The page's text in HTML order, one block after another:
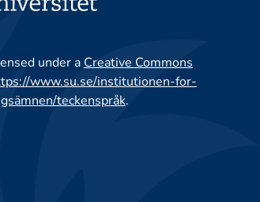
under a Creative Commons
www.su.se/institutionen-for-
teckenspråk.